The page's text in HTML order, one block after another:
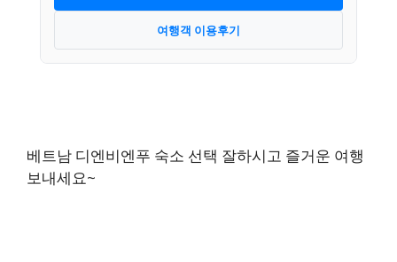
여행객 이용후기
베트남 디엔비엔푸 숙소 선택 잘하시고 즐거운 여행
보내세요~